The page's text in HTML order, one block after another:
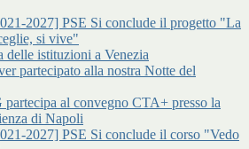
2027] PSE Si conclude il progetto "La
si vive"
delle istituzioni a Venezia
partecipato alla nostra Notte del
partecipa al convegno CTA+ presso la
di Napoli
2027] PSE Si conclude il corso "Vedo